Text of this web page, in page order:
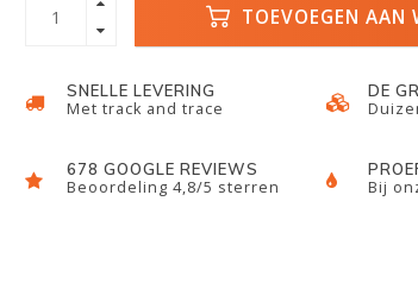
TOEVOEGEN AAN
SNELLE LEVERING
Met track and trace
DE
678 GOOGLE REVIEWS
Beoordeling 4,8/5 sterren Bij